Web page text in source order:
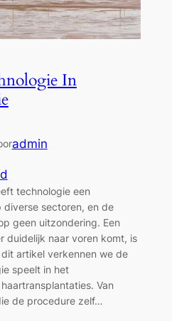
In
admin
technologie een
diverse sectoren, en de
geen uitzondering. Een
duidelijk naar voren komt, is
artikel verkennen we de
speelt in het
Van
de procedure zelf…